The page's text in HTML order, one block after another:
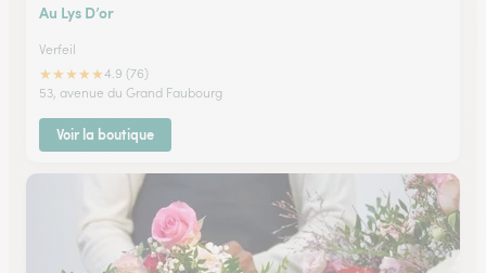
Au Lys D’or
Verfeil
★★★★★4.9 (76)
53, avenue du Grand Faubourg
Voir la boutique